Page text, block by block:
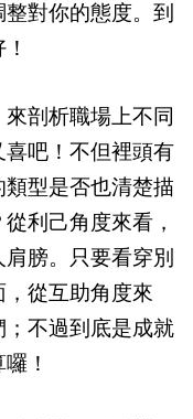
對你的態度。到
剖析職場上不同
喜吧！不但裡頭有
型是否也清楚描
利己角度來看，
膀。只要看穿別
，從互助角度來
不過到底是成就
！